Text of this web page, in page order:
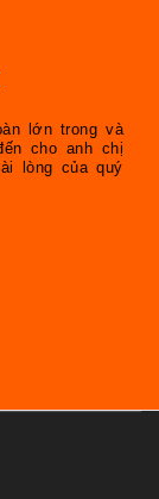
lớn trong và
cho anh chị
lòng của quý